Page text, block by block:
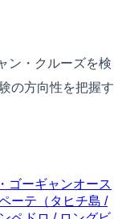
ン・クルーズを検
の方向性を把握す
ゴーギャンオース
ーテ（タヒチ島 /